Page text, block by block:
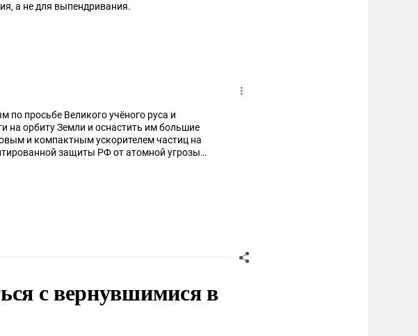
а не для выпендривания.
на орбиту Земли и оснастить им большие
и компактным ускорителем частиц на
защиты РФ от атомной угрозы
же начнут плавиться атомные двигатели на
цикла и поставить на конвейерную
с вернувшимися в